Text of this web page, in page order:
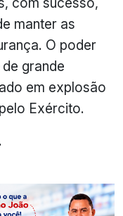
manter as
O poder
grande
em explosão
Exército.